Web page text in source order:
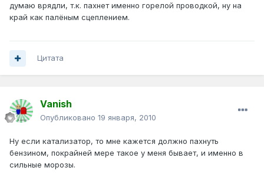
думаю врядли, т.к. пахнет именно горелой проводкой, ну на
край как палёным сцеплением.
Цитата
Vanish
Опубликовано 19 января, 2010
Ну если катализатор, то мне кажется должно пахнуть
бензином, покрайней мере такое у меня бывает, и именно в
сильные морозы.